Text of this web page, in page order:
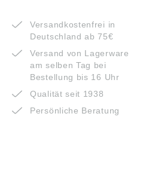
Versandkostenfrei in
Deutschland ab 75€
Versand von Lagerware
am selben Tag bei
Bestellung bis 16 Uhr
Qualität seit 1938
Persönliche Beratung